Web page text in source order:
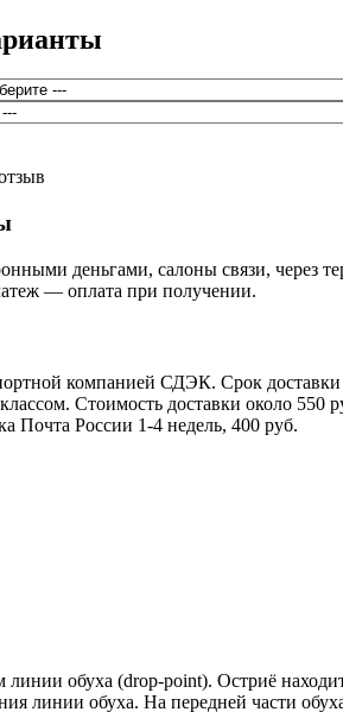
деньгами, салоны связи, через
— оплата при получении.
компанией СДЭК. Срок
Cтоимость доставки около 550
Почта России 1-4 недель, 400 руб.
обуха (drop-point). Остриё
линии обуха. На передней части